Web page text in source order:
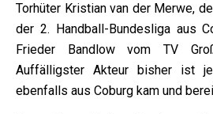
Torhüter Kristian van der Merwe,
der 2. Handball-Bundesliga aus
Frieder Bandlow vom TV
Auffälligster Akteur bisher ist
ebenfalls aus Coburg kam und